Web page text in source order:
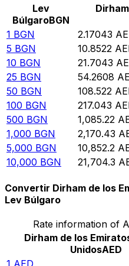
Lev
BúlgaroBGN
1 BGN 2.17043
5 BGN 10.8522
10 BGN 21.7043
25 BGN 54.2608
50 BGN 108.522
100 BGN 217.043
500 BGN 1,085.22
1,000 BGN 2,170.43
5,000 BGN 10,852.2
10,000 BGN 21,704.3
Convertir Dirham de los
Lev Búlgaro
Rate information of
Dirham de los
UnidosAED